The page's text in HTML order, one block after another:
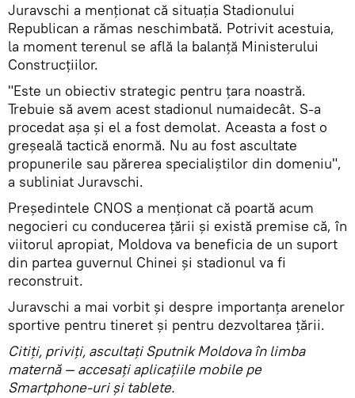
Juravschi a menționat că situația Stadionului
Republican a rămas neschimbată. Potrivit acestuia,
la moment terenul se află la balanţă Ministerului
Construcţiilor.
"Este un obiectiv strategic pentru ţara noastră.
Trebuie să avem acest stadionul numaidecât. S-a
procedat aşa şi el a fost demolat. Aceasta a fost o
greşeală tactică enormă. Nu au fost ascultate
propunerile sau părerea specialiştilor din domeniu",
a subliniat Juravschi.
Președintele CNOS a menționat că poartă acum
negocieri cu conducerea ţării şi există premise că, în
viitorul apropiat, Moldova va beneficia de un suport
din partea guvernul Chinei şi stadionul va fi
reconstruit.
Juravschi a mai vorbit şi despre importanţa arenelor
sportive pentru tineret şi pentru dezvoltarea ţării.
Citiţi, priviţi, ascultaţi Sputnik Moldova în limba
maternă — accesaţi aplicaţiile mobile pe
Smartphone-uri şi tablete.